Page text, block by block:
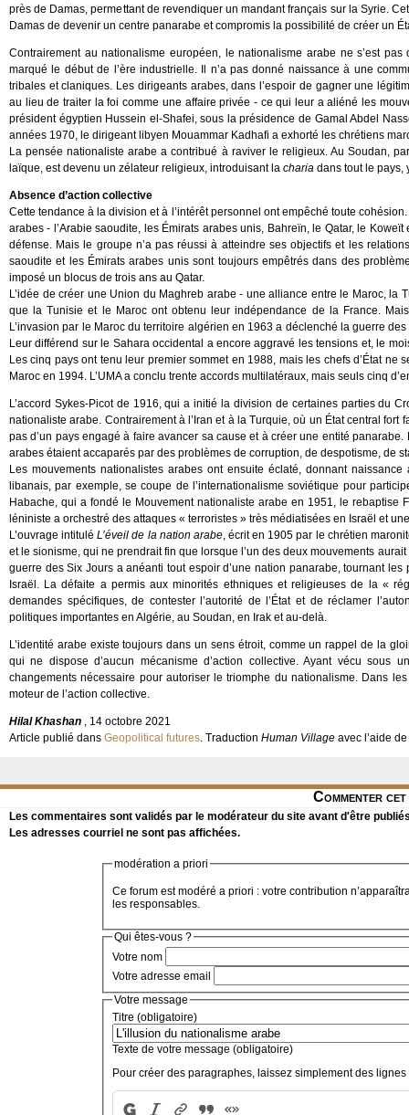
près de Damas, permettant de revendiquer un mandant français sur la Syrie.
Damas de devenir un centre panarabe et compromis la possibilité de créer un
Contrairement au nationalisme européen, le nationalisme arabe ne s’est
marqué le début de l’ère industrielle. Il n’a pas donné naissance à une
tribales et claniques. Les dirigeants arabes, dans l’espoir de gagner une
au lieu de traiter la foi comme une affaire privée - ce qui leur a aliéné les
président égyptien Hussein el-Shafei, sous la présidence de Gamal Abdel
années 1970, le dirigeant libyen Mouammar Kadhafi a exhorté les chrétiens
La pensée nationaliste arabe a contribué à raviver le religieux. Au Soudan,
laïque, est devenu un zélateur religieux, introduisant la charia dans tout le pays,
Absence d’action collective
Cette tendance à la division et à l’intérêt personnel ont empêché toute
arabes - l’Arabie saoudite, les Émirats arabes unis, Bahreïn, le Qatar, le
défense. Mais le groupe n’a pas réussi à atteindre ses objectifs et les
saoudite et les Émirats arabes unis sont toujours empêtrés dans des
imposé un blocus de trois ans au Qatar.
L’idée de créer une Union du Maghreb arabe - une alliance entre le Maroc,
que la Tunisie et le Maroc ont obtenu leur indépendance de la France.
L’invasion par le Maroc du territoire algérien en 1963 a déclenché la guerre
Leur différend sur le Sahara occidental a encore aggravé les tensions et, le
Les cinq pays ont tenu leur premier sommet en 1988, mais les chefs d’État
Maroc en 1994. L’UMA a conclu trente accords multilatéraux, mais seuls cinq
L’accord Sykes-Picot de 1916, qui a initié la division de certaines parties du
nationaliste arabe. Contrairement à l’Iran et à la Turquie, où un État central
pas d’un pays engagé à faire avancer sa cause et à créer une entité
arabes étaient accaparés par des problèmes de corruption, de despotisme, de
Les mouvements nationalistes arabes ont ensuite éclaté, donnant
libanais, par exemple, se coupe de l’internationalisme soviétique pour
Habache, qui a fondé le Mouvement nationaliste arabe en 1951, le
léniniste a orchestré des attaques « terroristes » très médiatisées en Israël et
L’ouvrage intituléL’éveil de la nation arabe, écrit en 1905 par le chrétien
et le sionisme, qui ne prendrait fin que lorsque l’un des deux mouvements
guerre des Six Jours a anéanti tout espoir d’une nation panarabe, tournant
Israël. La défaite a permis aux minorités ethniques et religieuses de la «
demandes spécifiques, de contester l’autorité de l’État et de réclamer
politiques importantes en Algérie, au Soudan, en Irak et au-delà.
L’identité arabe existe toujours dans un sens étroit, comme un rappel de la
qui ne dispose d’aucun mécanisme d’action collective. Ayant vécu sous
changements nécessaire pour autoriser le triomphe du nationalisme. Dans
moteur de l’action collective.
Hilal Khashan , 14 octobre 2021
Article publié dans Geopolitical futures. Traduction Human Village avec l’aide de
Commenter
Les commentaires sont validés par le modérateur du site avant d'être
Les adresses courriel ne sont pas affichées.
modération a priori
Ce forum est modéré a priori : votre contribution
les responsables.
Qui êtes-vous ?
Votre nom
Votre adresse email
Votre message
Titre (obligatoire)
Texte de votre message (obligatoire)
Pour créer des paragraphes, laissez simplement des lignes